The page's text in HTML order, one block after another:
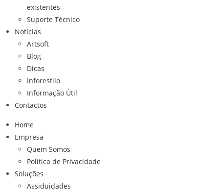
existentes
Suporte Técnico
Notícias
Artsoft
Blog
Dicas
Inforestilo
Informação Útil
Contactos
Home
Empresa
Quem Somos
Política de Privacidade
Soluções
Assiduidades